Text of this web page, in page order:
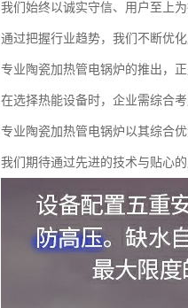
我们始终以诚实守信、用户至上
通过把握行业趋势，我们不断优
专业陶瓷加热管电锅炉的推出，
在选择热能设备时，企业需综合
专业陶瓷加热管电锅炉以其综合
我们期待通过先进的技术与贴心